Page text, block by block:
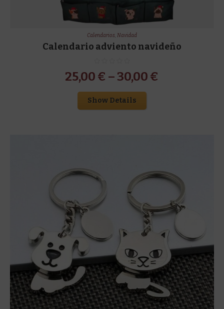
Calendarios, Navidad
Calendario adviento navideño
25,00 € –30,00 €
Show Details